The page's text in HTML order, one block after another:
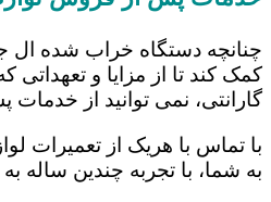
چنانچه دستگاه خراب شده ال
کمک کند تا از مزایا و
گارانتی، نمی توانید از
با تماس با هریک از تعمیرات
به شما، با تجربه چندین